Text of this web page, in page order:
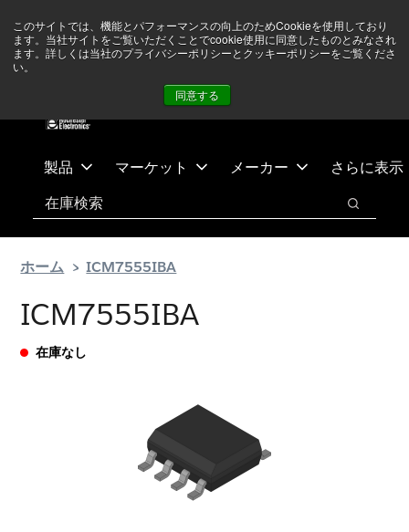
このサイトでは、機能とパフォーマンスの向上のためCookieを使用しており
ます。当社サイトをご覧いただくことでcookie使用に同意したものとみなされ
ます。詳しくは当社のプライバシーポリシーとクッキーポリシーをご覧くださ
い。
同意する
テ
ス
ありません 詳しい情報はこちら➜
製品 マーケット メーカー さらに表示
検索
検索
ホーム ICM7555IBA
ICM7555IBA
在庫なし